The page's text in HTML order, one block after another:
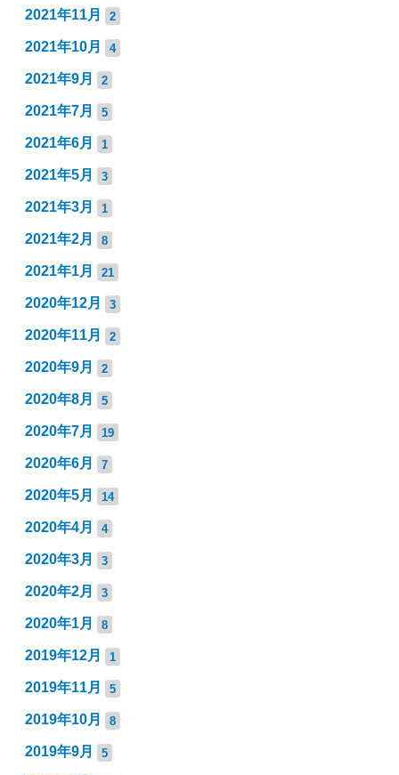
2021年11月 2
2021年10月 4
2021年9月 2
2021年7月 5
2021年6月 1
2021年5月 3
2021年3月 1
2021年2月 8
2021年1月 21
2020年12月 3
2020年11月 2
2020年9月 2
2020年8月 5
2020年7月 19
2020年6月 7
2020年5月 14
2020年4月 4
2020年3月 3
2020年2月 3
2020年1月 8
2019年12月 1
2019年11月 5
2019年10月 8
2019年9月 5